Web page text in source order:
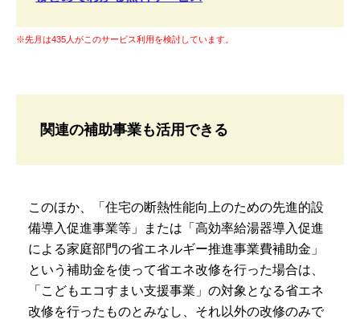
※先月は435人がこのサービス利用を検討しています。
関連の補助事業も活用できる
このほか、「住宅の断熱性能向上のための先進的設
備導入促進事業等」または「高効率給湯器導入促進
による家庭部門の省エネルギー推進事業費補助金」
という補助金を使って省エネ改修を行った場合は、
「こどもエコすまい支援事業」の対象となる省エネ
改修を行ったものとみなし、それ以外の改修のみで